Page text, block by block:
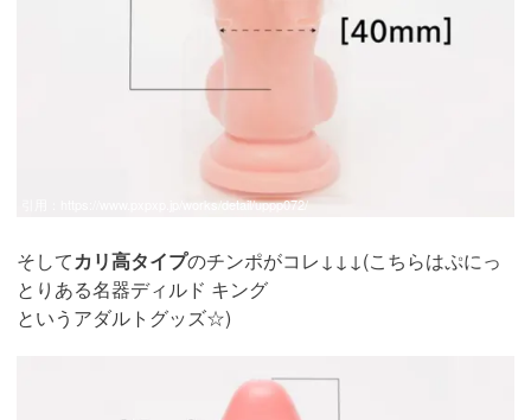
https://www.pxpxp.jp/works/detail/uppp072/
そしてカリ高タイプのチンポがコレ↓↓↓(こちらはぷにっ
とりある名器ディルド キング
というアダルトグッズ☆)